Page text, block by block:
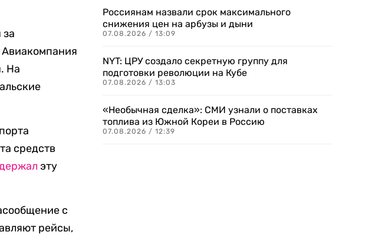
На
средств
эту
с
рейсы,
Россиянам назвали срок максимального
снижения цен на арбузы и дыни
07.08.2026 / 13:09
NYT: ЦРУ создало секретную группу для
подготовки революции на Кубе
07.08.2026 / 13:03
«Необычная сделка»: СМИ узнали о поставках
топлива из Южной Кореи в Россию
07.08.2026 / 12:39